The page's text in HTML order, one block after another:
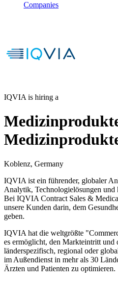
Companies
IQVIA is hiring a
Koblenz, Germany
IQVIA ist ein führender, globaler
Analytik, Technologielösungen
Bei IQVIA Contract Sales &
unsere Kunden darin, dem
geben.
IQVIA hat die weltgrößte
es ermöglicht, den Markteintritt und
länderspezifisch, regional oder
im Außendienst in mehr als 30
Ärzten und Patienten zu optimieren.